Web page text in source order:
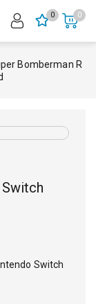
0 0
Bomberman R
Switch